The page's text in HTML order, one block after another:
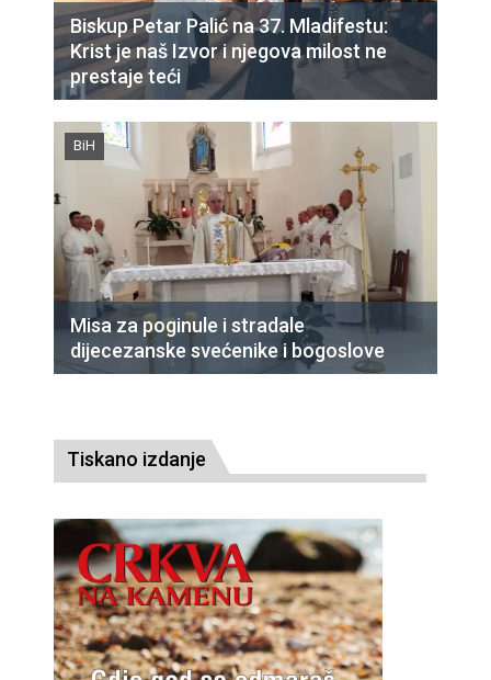
Biskup Petar Palić na 37. Mladifestu:
Krist je naš Izvor i njegova milost ne
prestaje teći
BiH
Misa za poginule i stradale
dijecezanske svećenike i bogoslove
Tiskano izdanje